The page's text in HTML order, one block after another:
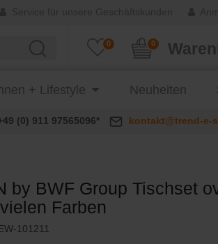
0 0
+ Lifestyle Neuheiten
(0) 911 97565096* kontakt@trend-e-
by BWF Group Tischset
Farben
101211